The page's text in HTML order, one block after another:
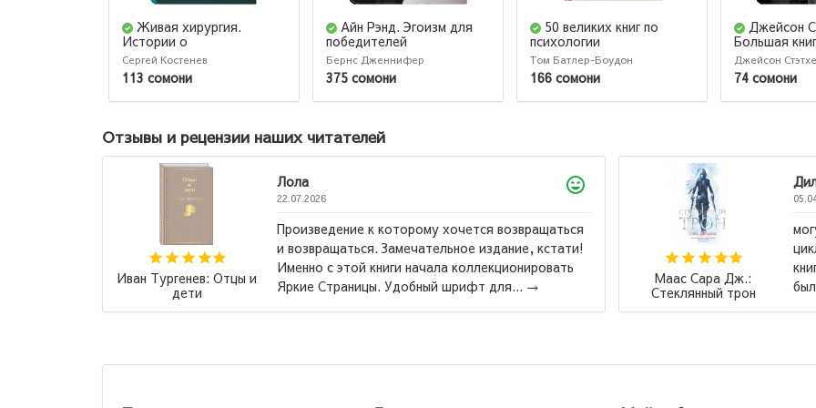
Живая хирургия.
Истории о
захватывающих
операциях и научных
экспериментах, которые
улучшили качество жизни
Сергей Костенев
113 сомони
Айн Рэнд. Эгоизм для
победителей
Бернс Дженнифер
375 сомони
50 великих книг по
психологии
Том Батлер-Боудон
166 сомони
Джейсон
Большая
Джейсон
74 сомони
Отзывы и рецензии наших читателей
Маас Сара Дж.:
Стеклянный трон
05.04.2026
могу сказать, что книга классная, у меня есть весь
цикл, и я поняла многое из нее. Но последняя
книга ,,Королевство пепла,, меня разбила, это
было как глотать стекло, но ...→
Мария Ремарк:
Возлюби ближнего
своего (М)